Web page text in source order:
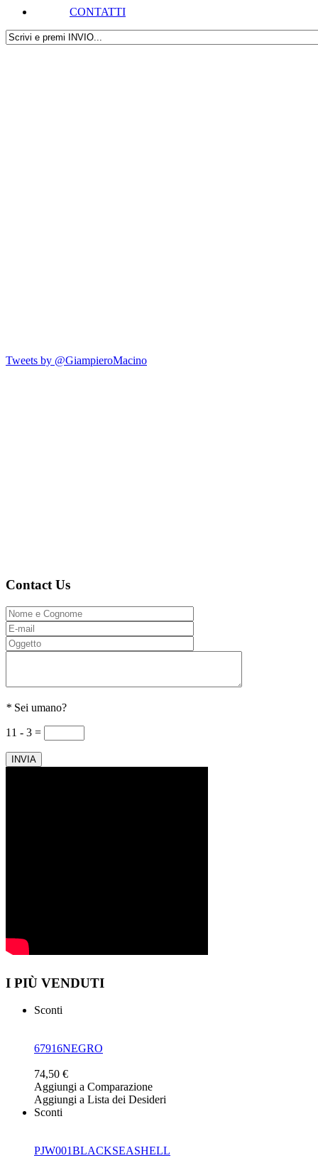
CONTATTI
Tweets by @GiampieroMacino
Contact Us
* Sei umano?
11 - 3 =
I PIÙ VENDUTI
Sconti
67916NEGRO
74,50 €
Aggiungi a Comparazione
Aggiungi a Lista dei Desideri
Sconti
PJW001BLACKSEASHELL